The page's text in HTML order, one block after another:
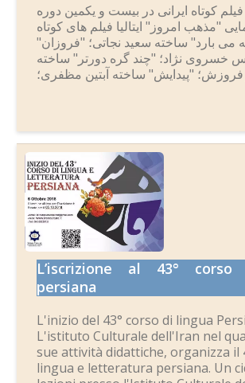
کوتاه ایرانی در بیست و یکمین دوره
"مذهب امروز" ایتالیا فیلم های کوتاه
می بارد" ساخته سعید نجاتی؛ "فروزان"
خسروی نژاد؛ "چند گره دورتر" ساخته
L’iscrizione al 43°
persiana
L'inizio del 43° corso di lingua
L'istituto Culturale dell'Iran nel
sue attività didattiche, organizza il
lingua e letteratura persiana. Un